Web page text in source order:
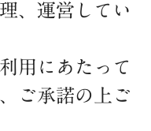
、運営してい
用にあたって
ご承諾の上ご